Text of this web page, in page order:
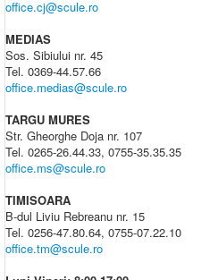
office.cj@scule.ro
MEDIAS
Sos. Sibiului nr. 45
Tel. 0369-44.57.66
office.medias@scule.ro
TARGU MURES
Str. Gheorghe Doja nr. 107
Tel. 0265-26.44.33, 0755-35.35.35
office.ms@scule.ro
TIMISOARA
B-dul Liviu Rebreanu nr. 15
Tel. 0256-47.80.64, 0755-07.22.10
office.tm@scule.ro